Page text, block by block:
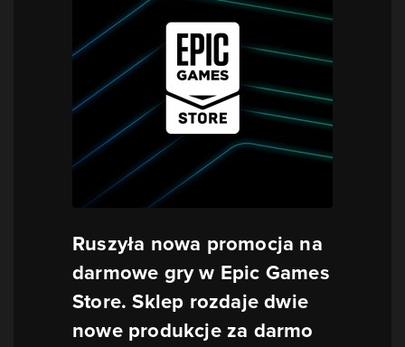
Ruszyła nowa promocja na
darmowe gry w Epic Games
Store. Sklep rozdaje dwie
nowe produkcje za darmo